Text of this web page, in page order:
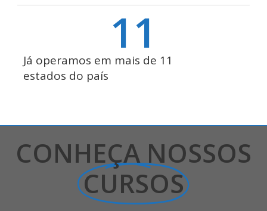
Já operamos em mais de 11
estados do país
11
CONHEÇA NOSSOS
CURSOS